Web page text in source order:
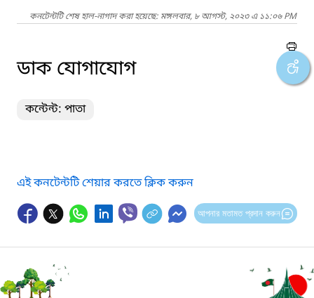
কনটেন্টটি শেষ হাল-নাগাদ করা হয়েছে: মঙ্গলবার, ৮ আগস্ট, ২০২৩ এ ১১:০৬ PM
ডাক যোগাযোগ
কন্টেন্ট: পাতা
এই কনটেন্টটি শেয়ার করতে ক্লিক করুন
আপনার মতামত প্রদান করুন